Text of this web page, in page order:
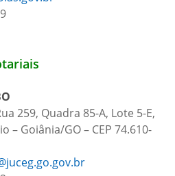
259, Quadra 85-A, Lote 5-E,
– Goiânia/GO – CEP 74.610-